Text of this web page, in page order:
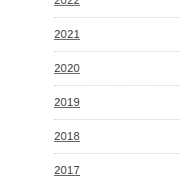
2021
2020
2019
2018
2017